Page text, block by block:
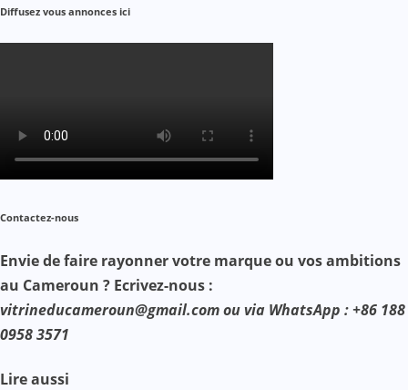
Diffusez vous annonces ici
Contactez-nous
Envie de faire rayonner votre marque ou vos ambitions
au Cameroun ? Ecrivez-nous :
vitrineducameroun@gmail.com ou via WhatsApp : +86 188
0958 3571
Lire aussi